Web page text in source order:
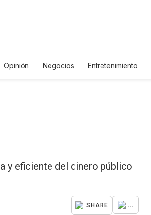
Opinión Negocios Entretenimiento
y eficiente del dinero público
SHARE ...